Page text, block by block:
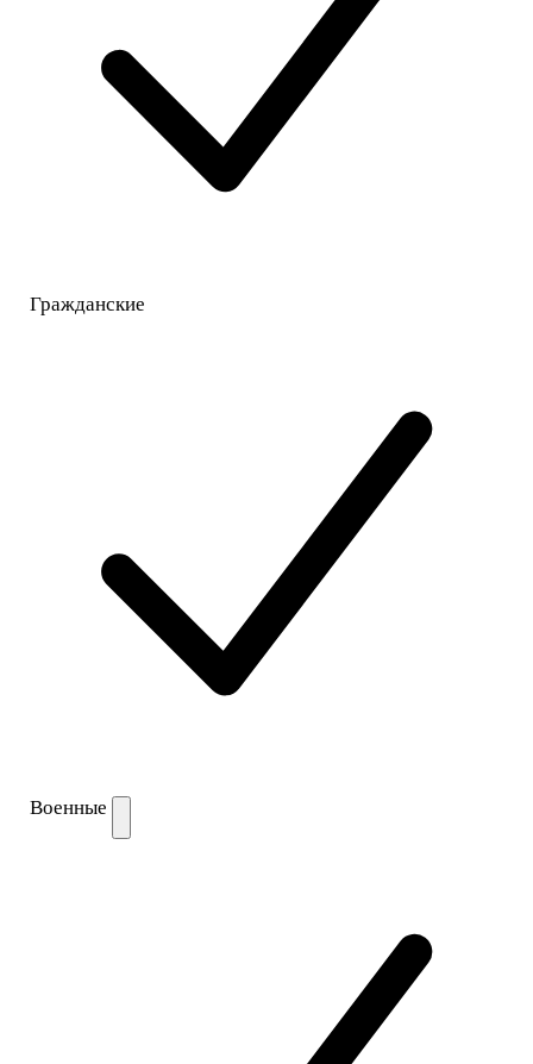
Гражданские
Военные